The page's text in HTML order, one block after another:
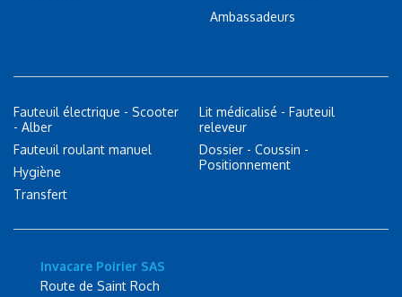
Ambassadeurs
Fauteuil électrique - Scooter
- Alber
Fauteuil roulant manuel
Hygiène
Transfert
Lit médicalisé - Fauteuil
releveur
Dossier - Coussin -
Positionnement
Invacare Poirier SAS
Route de Saint Roch